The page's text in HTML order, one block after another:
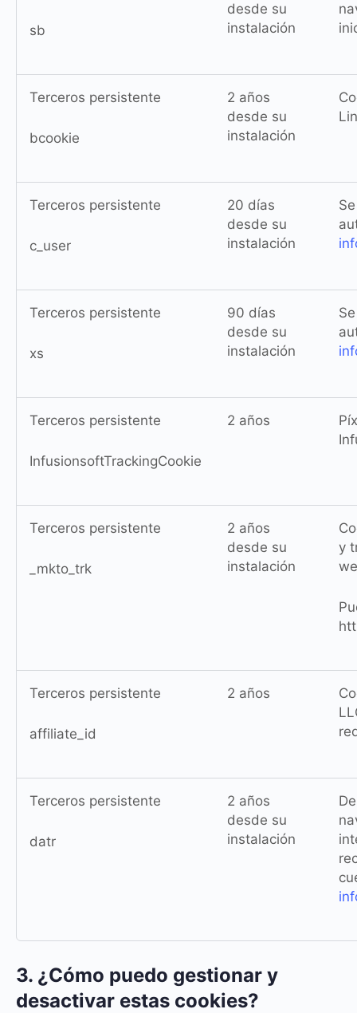
sb
desde su
instalación
Terceros persistente
bcookie
2 años
desde su
instalación
Terceros persistente
c_user
20 días
desde su
instalación
Terceros persistente
xs
90 días
desde su
instalación
Terceros persistente
InfusionsoftTrackingCookie
2 años
Terceros persistente
_mkto_trk
2 años
desde su
instalación
y
Terceros persistente
affiliate_id
2 años
Terceros persistente
datr
2 años
desde su
instalación
3. ¿Cómo puedo gestionar y
desactivar estas cookies?